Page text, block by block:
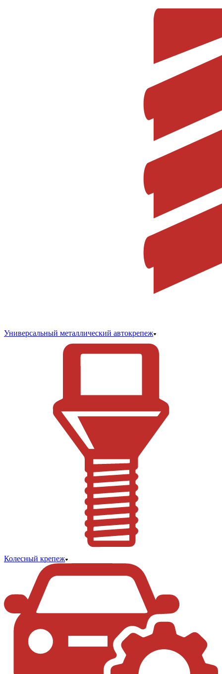
Универсальный металлический автокрепеж
Колесный крепеж